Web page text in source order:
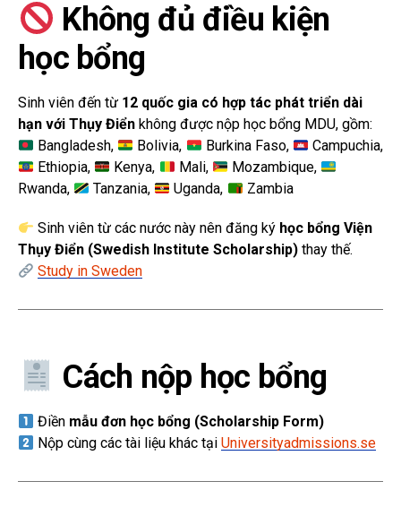
Không đủ điều kiện
học bổng
Sinh viên đến từ 12 quốc gia có hợp tác phát triển dài
hạn với Thụy Điển không được nộp học bổng MDU, gồm:
Bangladesh,
Bolivia, Burkina Faso,
Campuchia,
Ethiopia,
Kenya, Mali,
Mozambique,
Rwanda,
Tanzania, Uganda, Zambia
Sinh viên từ các nước này nên đăng ký học bổng Viện
Thụy Điển (Swedish Institute Scholarship) thay thế.
Study in Sweden
Cách nộp học bổng
Điền mẫu đơn học bổng (Scholarship Form)
Nộp cùng các tài liệu khác tạiUniversityadmissions.se